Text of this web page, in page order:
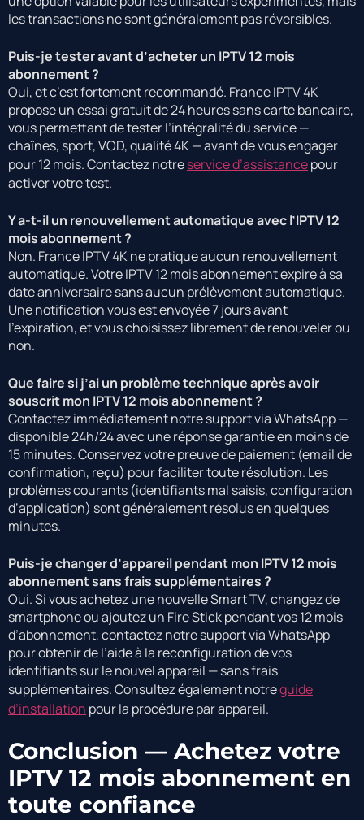
les transactions ne sont généralement pas réversibles.
Puis-je tester avant d’acheter un IPTV 12 mois
abonnement ?
Oui, et c’est fortement recommandé. France IPTV 4K
propose un essai gratuit de 24 heures sans carte bancaire,
vous permettant de tester l’intégralité du service —
chaînes, sport, VOD, qualité 4K — avant de vous engager
pour 12 mois. Contactez notreservice d’assistancepour
activer votre test.
Y a-t-il un renouvellement automatique avec l’IPTV 12
mois abonnement ?
Non. France IPTV 4K ne pratique aucun renouvellement
automatique. Votre IPTV 12 mois abonnement expire à sa
date anniversaire sans aucun prélèvement automatique.
Une notification vous est envoyée 7 jours avant
l’expiration, et vous choisissez librement de renouveler ou
non.
Que faire si j’ai un problème technique après avoir
souscrit mon IPTV 12 mois abonnement ?
Contactez immédiatement notre support via WhatsApp —
disponible 24h/24 avec une réponse garantie en moins de
15 minutes. Conservez votre preuve de paiement (email de
confirmation, reçu) pour faciliter toute résolution. Les
problèmes courants (identifiants mal saisis, configuration
d’application) sont généralement résolus en quelques
minutes.
Puis-je changer d’appareil pendant mon IPTV 12 mois
abonnement sans frais supplémentaires ?
Oui. Si vous achetez une nouvelle Smart TV, changez de
smartphone ou ajoutez un Fire Stick pendant vos 12 mois
d’abonnement, contactez notre support via WhatsApp
pour obtenir de l’aide à la reconfiguration de vos
identifiants sur le nouvel appareil — sans frais
supplémentaires. Consultez également notreguide
d’installation pour la procédure par appareil.
Conclusion — Achetez votre
IPTV 12 mois abonnement en
toute confiance